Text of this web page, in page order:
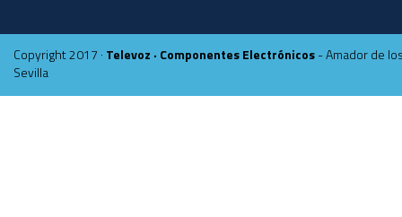
Copyright 2017 · Televoz · Componentes Electrónicos- Amador de
Sevilla